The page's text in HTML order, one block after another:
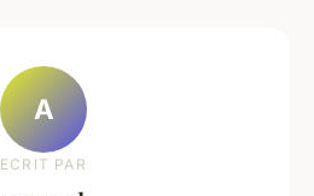
A
ECRIT PAR